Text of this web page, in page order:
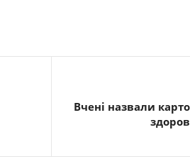
Вчені назвали